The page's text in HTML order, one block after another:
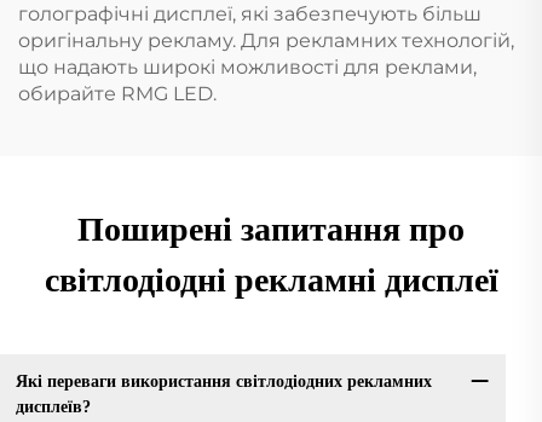
голографічні дисплеї, які забезпечують більш
оригінальну рекламу. Для рекламних технологій,
що надають широкі можливості для реклами,
обирайте RMG LED.
Поширені запитання про
світлодіодні рекламні дисплеї
Які переваги використання світлодіодних рекламних
дисплеїв?